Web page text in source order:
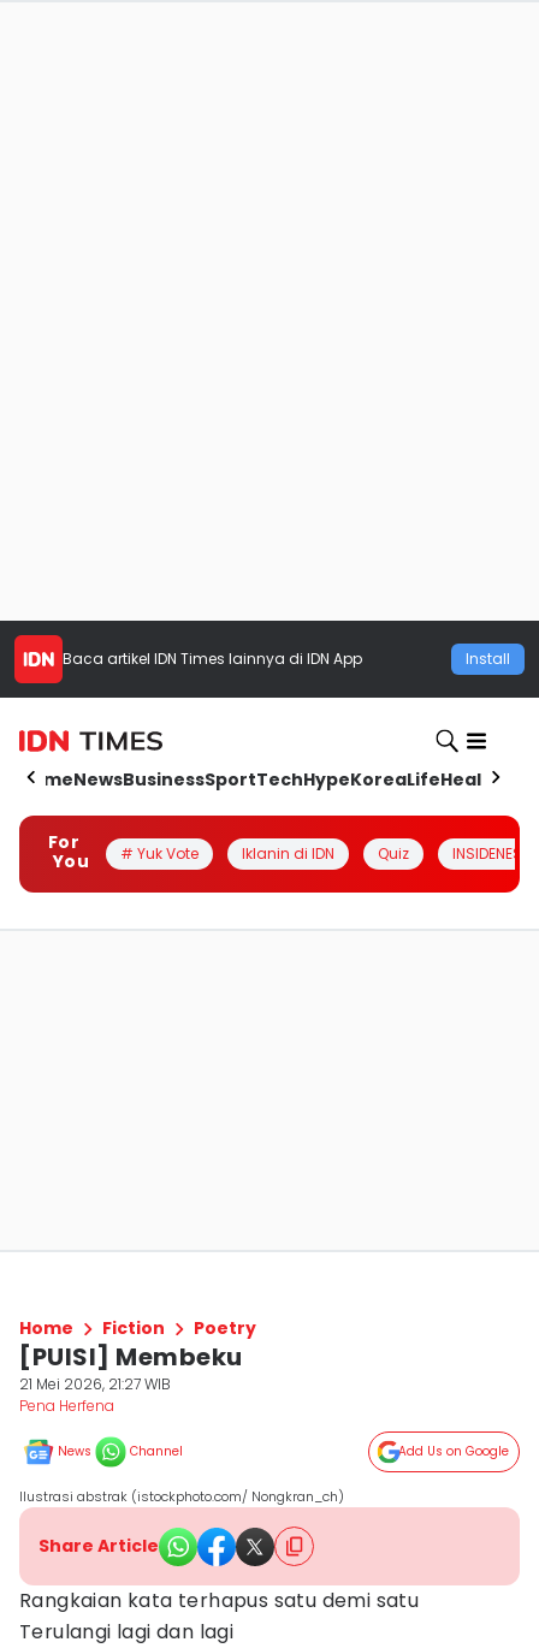
Baca artikel IDN Times lainnya di IDN App Install
HomeNewsBusinessSportTechHypeKoreaLifeHealth
For
You
# Yuk Vote Iklanin di IDN Quiz INSIDENESIA
Home Fiction Poetry
[PUISI] Membeku
21 Mei 2026, 21:27 WIB
Pena Herfena
News Channel Add Us on Google
Ilustrasi abstrak (istockphoto.com/ Nongkran_ch)
Share Article
Rangkaian kata terhapus satu demi satu
Terulangi lagi dan lagi